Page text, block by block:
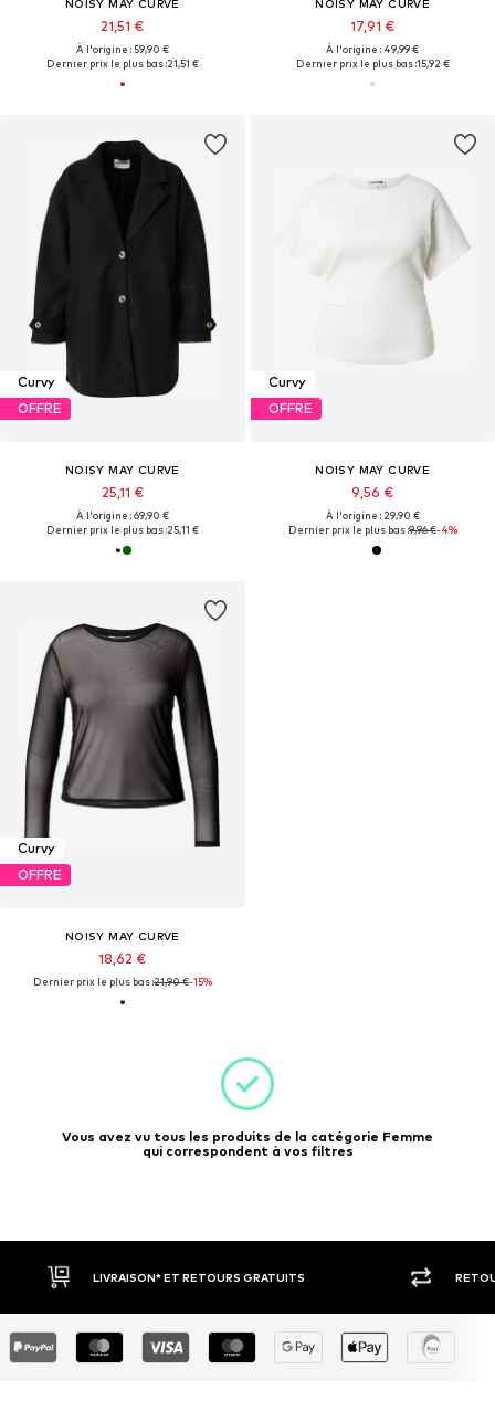
NOISY MAY CURVE
21,51 €
À l'origine : 59,90 €
Dernier prix le plus bas :21,51 €
NOISY MAY CURVE
17,91 €
À l'origine : 49,99 €
Dernier prix le plus bas :15,92 €
Curvy
OFFRE
NOISY MAY CURVE
25,11 €
À l'origine : 69,90 €
Dernier prix le plus bas :25,11 €
Curvy
OFFRE
NOISY MAY CURVE
9,56 €
À l'origine : 29,90 €
Dernier prix le plus bas :9,96 €-4%
Curvy
OFFRE
NOISY MAY CURVE
18,62 €
Dernier prix le plus bas :21,90 €-15%
Vous avez vu tous les produits de la catégorie Femme
qui correspondent à vos filtres
RETOUR SOUS 30 JOURS LARGE